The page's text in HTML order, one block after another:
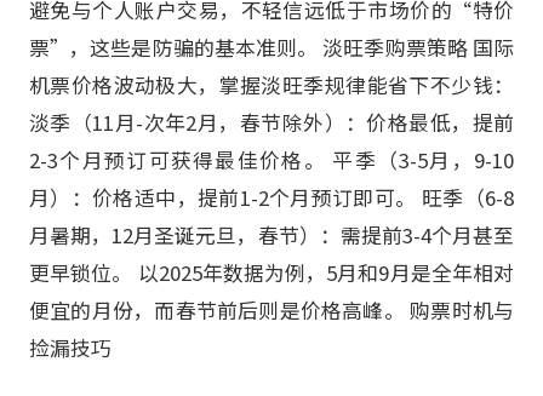
避免与个人账户交易，不轻信远低于市场价的“特价
票”，这些是防骗的基本准则。 淡旺季购票策略 国际
机票价格波动极大，掌握淡旺季规律能省下不少钱：
淡季（11月-次年2月，春节除外）：价格最低，提前
2-3个月预订可获得最佳价格。 平季（3-5月，9-10
月）：价格适中，提前1-2个月预订即可。 旺季（6-8
月暑期，12月圣诞元旦，春节）：需提前3-4个月甚至
更早锁位。 以2025年数据为例，5月和9月是全年相对
便宜的月份，而春节前后则是价格高峰。 购票时机与
捡漏技巧